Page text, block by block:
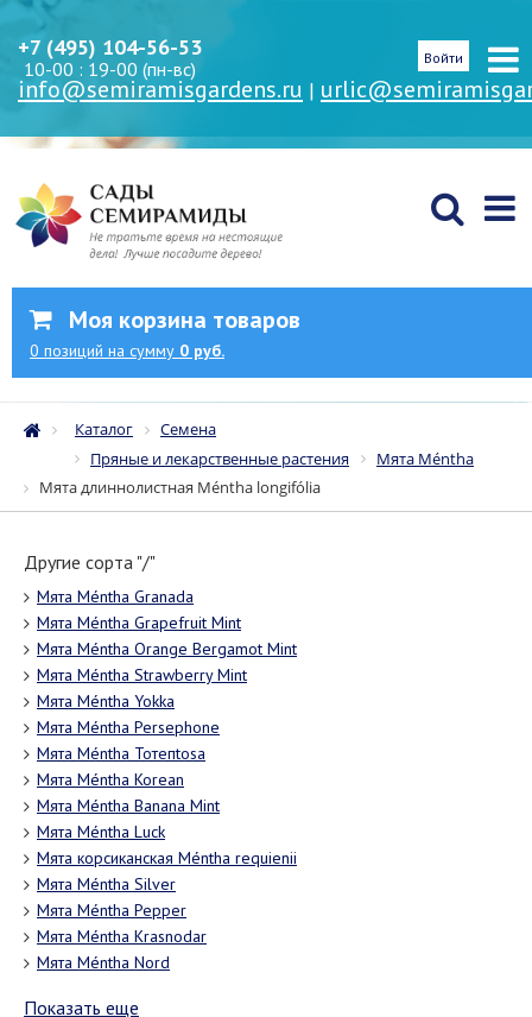
+7 (495) 104-56-53
10-00 : 19-00 (пн-вс)
info@semiramisgardens.ru |
Войти
Моя корзина товаров
0 позиций на сумму 0 руб.
Каталог
Семена
Пряные и лекарственные растения
Мята Méntha
Мята длиннолистная Méntha longifólia
Другие сорта "/"
Мята Méntha Granada
Мята Méntha Grapefruit Mint
Мята Méntha Orange Bergamot Mint
Мята Méntha Strawberry Mint
Мята Méntha Yokka
Мята Méntha Persephone
Мята Méntha Тотепtosa
Мята Méntha Korean
Мята Méntha Banana Mint
Мята Méntha Luck
Мята корсиканская Méntha requienii
Мята Méntha Silver
Мята Méntha Pepper
Мята Méntha Krasnodar
Мята Méntha Nord
Показать еще